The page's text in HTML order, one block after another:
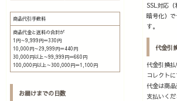
商品代引手数料
商品代金と送料の合計が
1円～9,999円＝330円
10,000円～29,999円＝440円
30,000円以上～99,999円＝660円
100,000円以上～300,000円＝1,100円
お届けまでの日数
SSL対応（
暗号化）
す。
代金引
代金引換
コレクト
代金は商
支払いく